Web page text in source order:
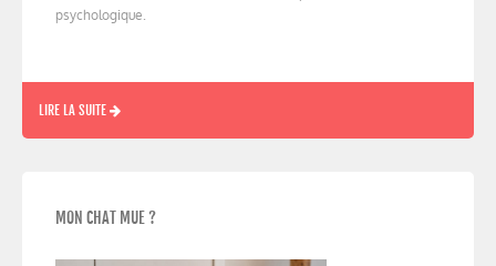
psychologique.
LIRE LA SUITE
MON CHAT MUE ?